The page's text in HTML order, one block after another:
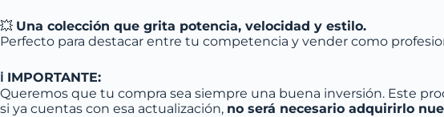
💥 Una colección que grita potencia, velocidad y estilo.
Perfecto para destacar entre tu competencia y vender como
ℹ️ IMPORTANTE:
Queremos que tu compra sea siempre una buena inversión. Este
si ya cuentas con esa actualización, no será necesario adquirirlo